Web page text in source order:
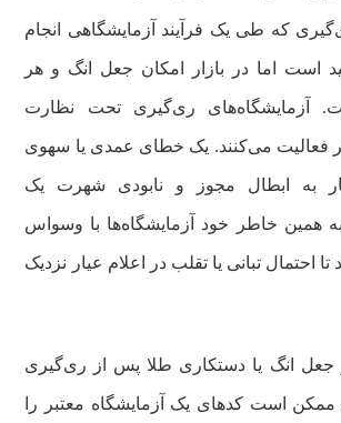
که طی یک فرآیند آزمایشگاهی انجام
است اما در بازار امکان جعل انگ و هر
آزمایشگاه‌های ری‌گیری تحت نظارت
فعالیت می‌کنند. یک خطای عمدی یا سهوی
به ابطال مجوز و نابودی شهرت یک
همین خاطر خود آزمایشگاه‌ها با وسواس
احتمال تبانی یا تقلب در اعلام عیار نزدیک
جعل انگ یا دستکاری طلا پس از ری‌گیری
ممکن است کدهای یک آزمایشگاه معتبر را